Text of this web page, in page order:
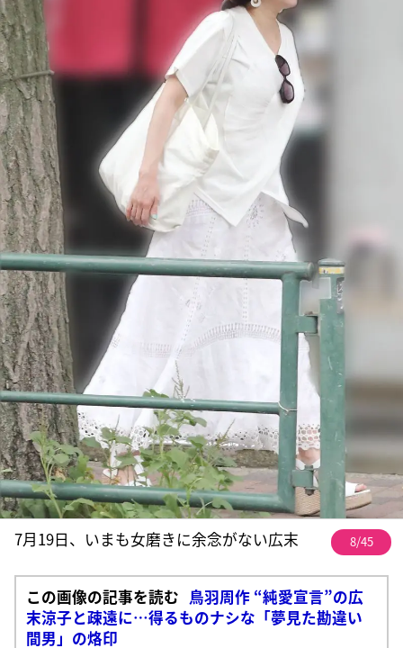
7月19日、いまも女磨きに余念がない広末 8/45
この画像の記事を読む 鳥羽周作 “純愛宣言”の広
末涼子と疎遠に…得るものナシな「夢見た勘違い
間男」の烙印